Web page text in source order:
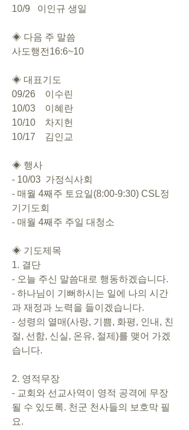
10/9   이인규 생일
◈ 다음 주 말씀
사도행전16:6~10
◈ 대표기도
09/26    이수린
10/03    이혜란
10/10    차지헌
10/17    김인교
◈ 행사
- 10/03  가정식사회
- 매월 4째주 토요일(8:00-9:30) CSL정
기기도회
- 매월 4째주 주일 대청소
◈ 기도제목
1. 결단
- 하나님이 기뻐하시는 일에 나의 시간
과 재정과 노력을 들이겠습니다.
- 성령의 열매(사랑, 기쁨, 화평, 인내, 친
절, 선함, 신실, 온유, 절제)를 맺어 가겠
습니다.
2. 영적무장
- 교회와 선교사역이 영적 공격에 무장
될 수 있도록. 천군 천사들의 보호막 필
요.